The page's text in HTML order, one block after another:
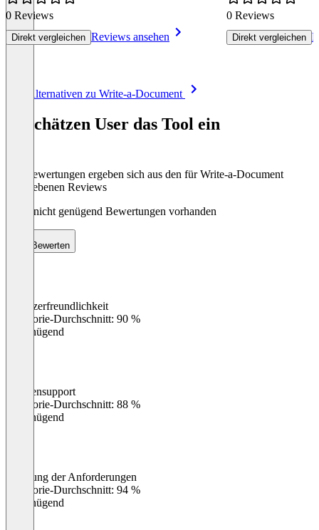
0 Reviews
Direkt vergleichen Reviews ansehen
0 Reviews
Direkt vergleichen
Alle Alternativen zu Write-a-Document
So schätzen User das Tool ein
Die Bewertungen ergeben sich aus den für Write-a-Document
abgegebenen Reviews
Noch nicht genügend Bewertungen vorhanden
Bewerten
Benutzerfreundlichkeit
Kategorie-Durchschnitt: 90 %
Ungenügend
Kundensupport
Kategorie-Durchschnitt: 88 %
Ungenügend
Erfüllung der Anforderungen
Kategorie-Durchschnitt: 94 %
Ungenügend